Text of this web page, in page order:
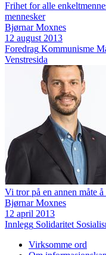
Frihet for alle
mennesker
Bjørnar Moxnes
12 august 2013
Foredrag Kommunisme
Venstresida
Vi tror på en annen måte
Bjørnar Moxnes
12 april 2013
Innlegg Solidaritet
Virksomme ord